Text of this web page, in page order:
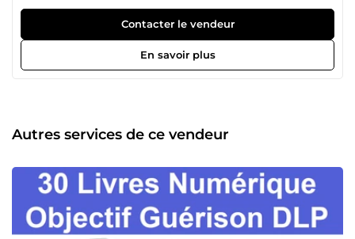
Contacter le vendeur
En savoir plus
Autres services de ce vendeur